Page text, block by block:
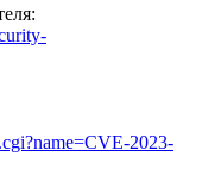
2023-